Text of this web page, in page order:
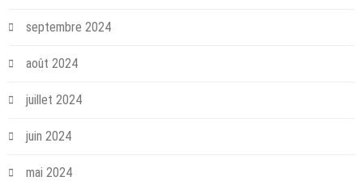
septembre 2024
août 2024
juillet 2024
juin 2024
mai 2024